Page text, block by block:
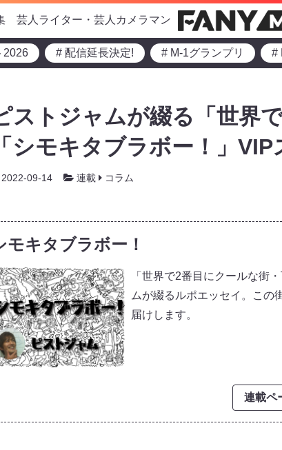
芸人ライター・芸人カメラマン
2026 # 配信延長決定! # M-1グランプリ #
ストジャムが綴る「世界
「シモキタブラボー！」
2022-09-14 連載 コラム
モキタブラボー！
「世界で2番目にクールな街
ムが綴るルポエッセイ。この
届けします。
連載ペ